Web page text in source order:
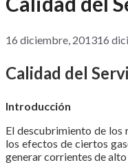
16 diciembre, 201316
Calidad del
Introducción
El descubrimiento de
los efectos de ciertos
generar corrientes de